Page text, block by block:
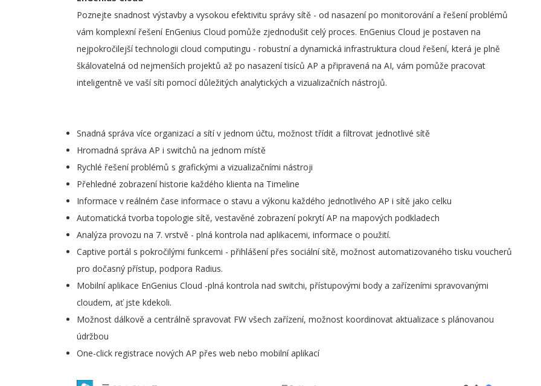
Poznejte snadnost výstavby a vysokou efektivitu správy sítě - od nasazení po monitorování a řešení problémů
vám komplexní řešení EnGenius Cloud pomůže zjednodušit celý proces. EnGenius Cloud je postaven na
nejpokročilejší technologii cloud computingu - robustní a dynamická infrastruktura cloud řešení, která je plně
škálovatelná od nejmenších projektů až po nasazení tisíců AP a připravená na AI, vám pomůže pracovat
inteligentně ve vaší síti pomocí důležitých analytických a vizualizačních nástrojů.
Snadná správa více organizací a sítí v jednom účtu, možnost třídit a filtrovat jednotlivé sítě
Hromadná správa AP i switchů na jednom místě
Rychlé řešení problémů s grafickými a vizualizačními nástroji
Přehledné zobrazení historie každého klienta na Timeline
Informace v reálném čase informace o stavu a výkonu každého jednotlivého AP i sítě jako celku
Automatická tvorba topologie sítě, vestavěné zobrazení pokrytí AP na mapových podkladech
Analýza provozu na 7. vrstvě - plná kontrola nad aplikacemi, informace o použití.
Captive portál s pokročilými funkcemi - přihlášení přes sociální sítě, možnost automatizovaného tisku voucherů
pro dočasný přístup, podpora Radius.
Mobilní aplikace EnGenius Cloud -plná kontrola nad switchi, přístupovými body a zařízeními spravovanými
cloudem, ať jste kdekoli.
Možnost dálkově a centrálně spravovat FW všech zařízení, možnost koordinovat aktualizace s plánovanou
údržbou
One-click registrace nových AP přes web nebo mobilní aplikací